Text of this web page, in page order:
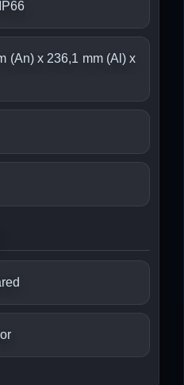
(An) x 236,1 mm (Al) x